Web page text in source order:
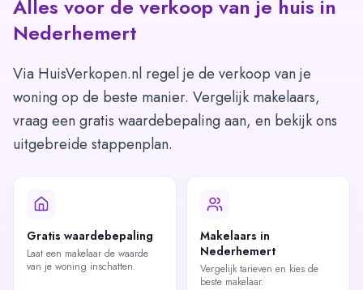
Alles voor de verkoop van je huis in
Nederhemert
Via HuisVerkopen.nl regel je de verkoop van je
woning op de beste manier. Vergelijk makelaars,
vraag een gratis waardebepaling aan, en bekijk ons
uitgebreide stappenplan.
Gratis waardebepaling
Laat een makelaar de waarde
van je woning inschatten.
Makelaars in
Nederhemert
Vergelijk tarieven en kies de
beste makelaar.